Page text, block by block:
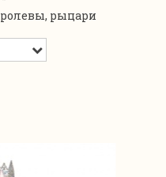
рыцари